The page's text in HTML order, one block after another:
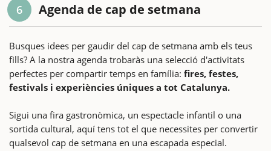
6 Agenda de cap de setmana
Busques idees per gaudir del cap de setmana amb els teus
fills? A la nostra agenda trobaràs una selecció d'activitats
perfectes per compartir temps en família: fires, festes,
festivals i experiències úniques a tot Catalunya.
Sigui una fira gastronòmica, un espectacle infantil o una
sortida cultural, aquí tens tot el que necessites per convertir
qualsevol cap de setmana en una escapada especial.